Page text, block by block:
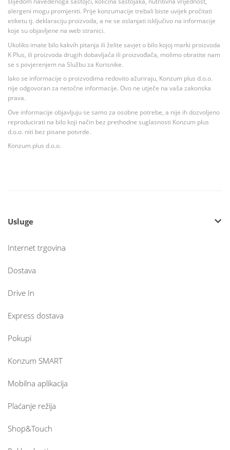
alergeni mogu promjeniti. Prije konzumacije trebali biste uvijek pročitati
etiketu tj. deklaraciju proizvoda, a ne se oslanjati isključivo na informacije
koje su objavljene na web stranici.
Ukoliko imate bilo kakvih pitanja ili želite savjet o bilo kojoj marki proizvoda
K Plus, ili proizvoda drugih dobavljača ili proizvođača, molimo obratite nam
se s povjerenjem na Službu za Korisnike.
Iako se informacije o proizvodima redovito ažuriraju, Konzum plus d.o.o.
nije odgovoran za netočne informacije. Ovo ne utječe na vaša zakonska
prava.
Ove informacije objavljuju se samo za osobne potrebe, a nije ih dozvoljeno
reproducirati na bilo koji način bez prethodne suglasnosti Konzum plus
d.o.o. niti bez pisane potvrde.
Konzum plus d.o.o.
Usluge
Internet trgovina
Dostava
Drive In
Express dostava
Pokupi
Konzum SMART
Mobilna aplikacija
Plaćanje režija
Shop&Touch